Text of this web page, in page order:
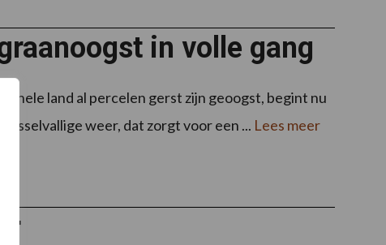
in volle gang
hele land al percelen gerst zijn geoogst, begint nu
weer, dat zorgt voor een ... Lees meer